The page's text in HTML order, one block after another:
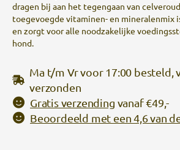
dragen bij aan het tegengaan van
toegevoegde vitaminen- en mineralenmix
en zorgt voor alle noodzakelijke
hond.
Ma t/m Vr voor 17:00 besteld,
verzonden
Gratis verzending vanaf €49,-
Beoordeeld met een 4,6 van